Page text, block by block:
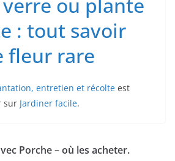
ou plante
: tout savoir
fleur rare
entretien et récolte est
sur Jardiner facile.
Porche – où les acheter.